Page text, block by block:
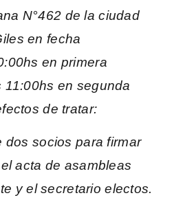
N°462 de la ciudad
en fecha
en primera
en segunda
de tratar:
dos socios para firmar
acta de asambleas
y el secretario electos.